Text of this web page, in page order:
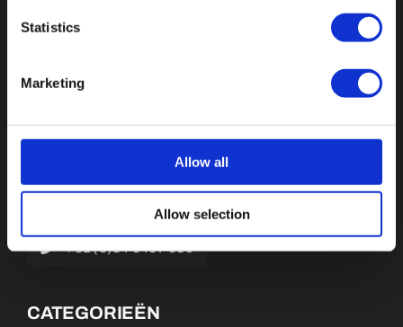
Statistics
Marketing
Allow all
Allow selection
+31 (0)34 8407 089
CATEGORIEËN